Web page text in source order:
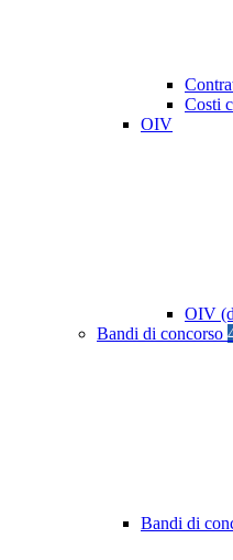
Costi
OIV
OIV
Bandi di concorso
Bandi di